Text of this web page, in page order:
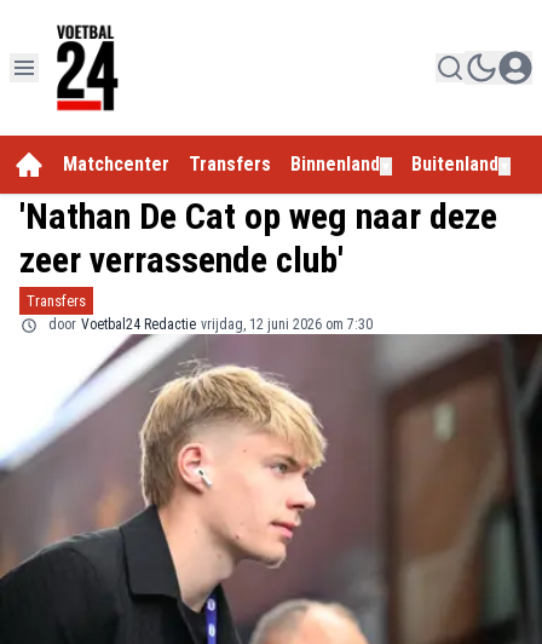
Matchcenter Transfers Binnenland Buitenland
'Nathan De Cat op weg naar deze
zeer verrassende club'
Transfers
door Voetbal24 Redactie vrijdag, 12 juni 2026 om 7:30